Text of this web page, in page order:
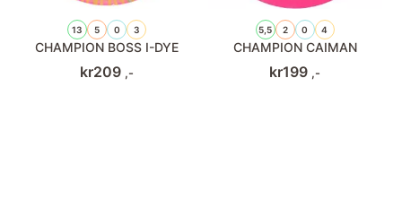
13 5 0 3
CHAMPION BOSS I-DYE
kr209 ,-
5,5 2 0 4
CHAMPION CAIMAN
kr199 ,-